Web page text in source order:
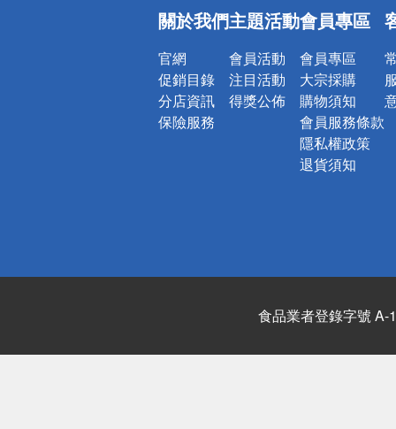
詐騙網頁！
關於我們
官網
促銷目錄
分店資訊
保險服務
主題活動
會員活動
注目活動
得獎公佈
會員專區
會員專區
大宗採購
購物須知
會員服務條款
隱私權政策
退貨須知
食品業者登錄字號 A-